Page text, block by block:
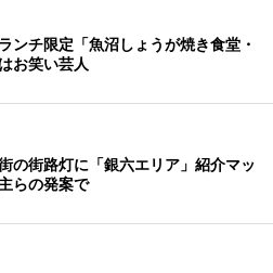
ンチ限定「魚沼しょうが焼き食堂・
お笑い芸人
の街路灯に「銀六エリア」紹介マッ
らの発案で